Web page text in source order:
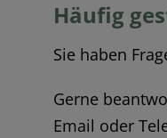
Häufig
Sie haben
Gerne
Email oder